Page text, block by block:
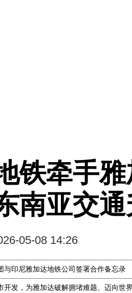
铁牵手
南亚交
05-08 14:26
与印尼雅加达地铁公司签署合作备忘录
开发，为雅加达破解拥堵难题、迈向世